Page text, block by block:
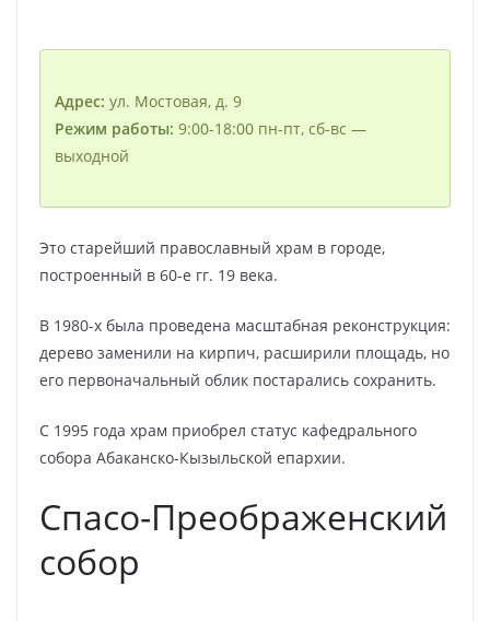
Адрес: ул. Мостовая, д. 9
Режим работы: 9:00-18:00 пн-пт, сб-вс —
выходной
Это старейший православный храм в городе,
построенный в 60-е гг. 19 века.
В 1980-х была проведена масштабная реконструкция:
дерево заменили на кирпич, расширили площадь, но
его первоначальный облик постарались сохранить.
С 1995 года храм приобрел статус кафедрального
собора Абакaнско-Кызыльской епархии.
Спасо-Преображенский
собор